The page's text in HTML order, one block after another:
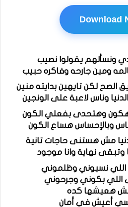
Download
ونسألهم يقولوا نصيب
ومين جارحه وفاكره حبيب
الصح لكن تايهين بدايته منين
وناس لاعبة على الونجين
وهتحدى بفعلي الكون
وبالإحساس هساع الكون
مش هستنى حاجات تانية
وتبقى نهاية وانا موجود
نسيوني وظلموني
اللي بكوني وجرحوني
هعيشها كده
أعيش في أمان